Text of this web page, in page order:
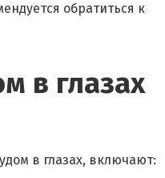
обратиться к
в глазах
в глазах, включают: